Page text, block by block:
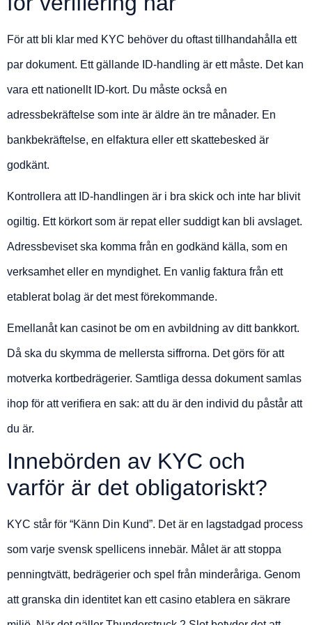
För att bli klar med KYC behöver du oftast tillhandahålla ett
par dokument. Ett gällande ID-handling är ett måste. Det kan
vara ett nationellt ID-kort. Du måste också en
adressbekräftelse som inte är äldre än tre månader. En
bankbekräftelse, en elfaktura eller ett skattebesked är
godkänt.
Kontrollera att ID-handlingen är i bra skick och inte har blivit
ogiltig. Ett körkort som är repat eller suddigt kan bli avslaget.
Adressbeviset ska komma från en godkänd källa, som en
verksamhet eller en myndighet. En vanlig faktura från ett
etablerat bolag är det mest förekommande.
Emellanåt kan casinot be om en avbildning av ditt bankkort.
Då ska du skymma de mellersta siffrorna. Det görs för att
motverka kortbedrägerier. Samtliga dessa dokument samlas
ihop för att verifiera en sak: att du är den individ du påstår att
du är.
Innebörden av KYC och
varför är det obligatoriskt?
KYC står för “Känn Din Kund”. Det är en lagstadgad process
som varje svensk spellicens innebär. Målet är att stoppa
penningtvätt, bedrägerier och spel från minderåriga. Genom
att granska din identitet kan ett casino etablera en säkrare